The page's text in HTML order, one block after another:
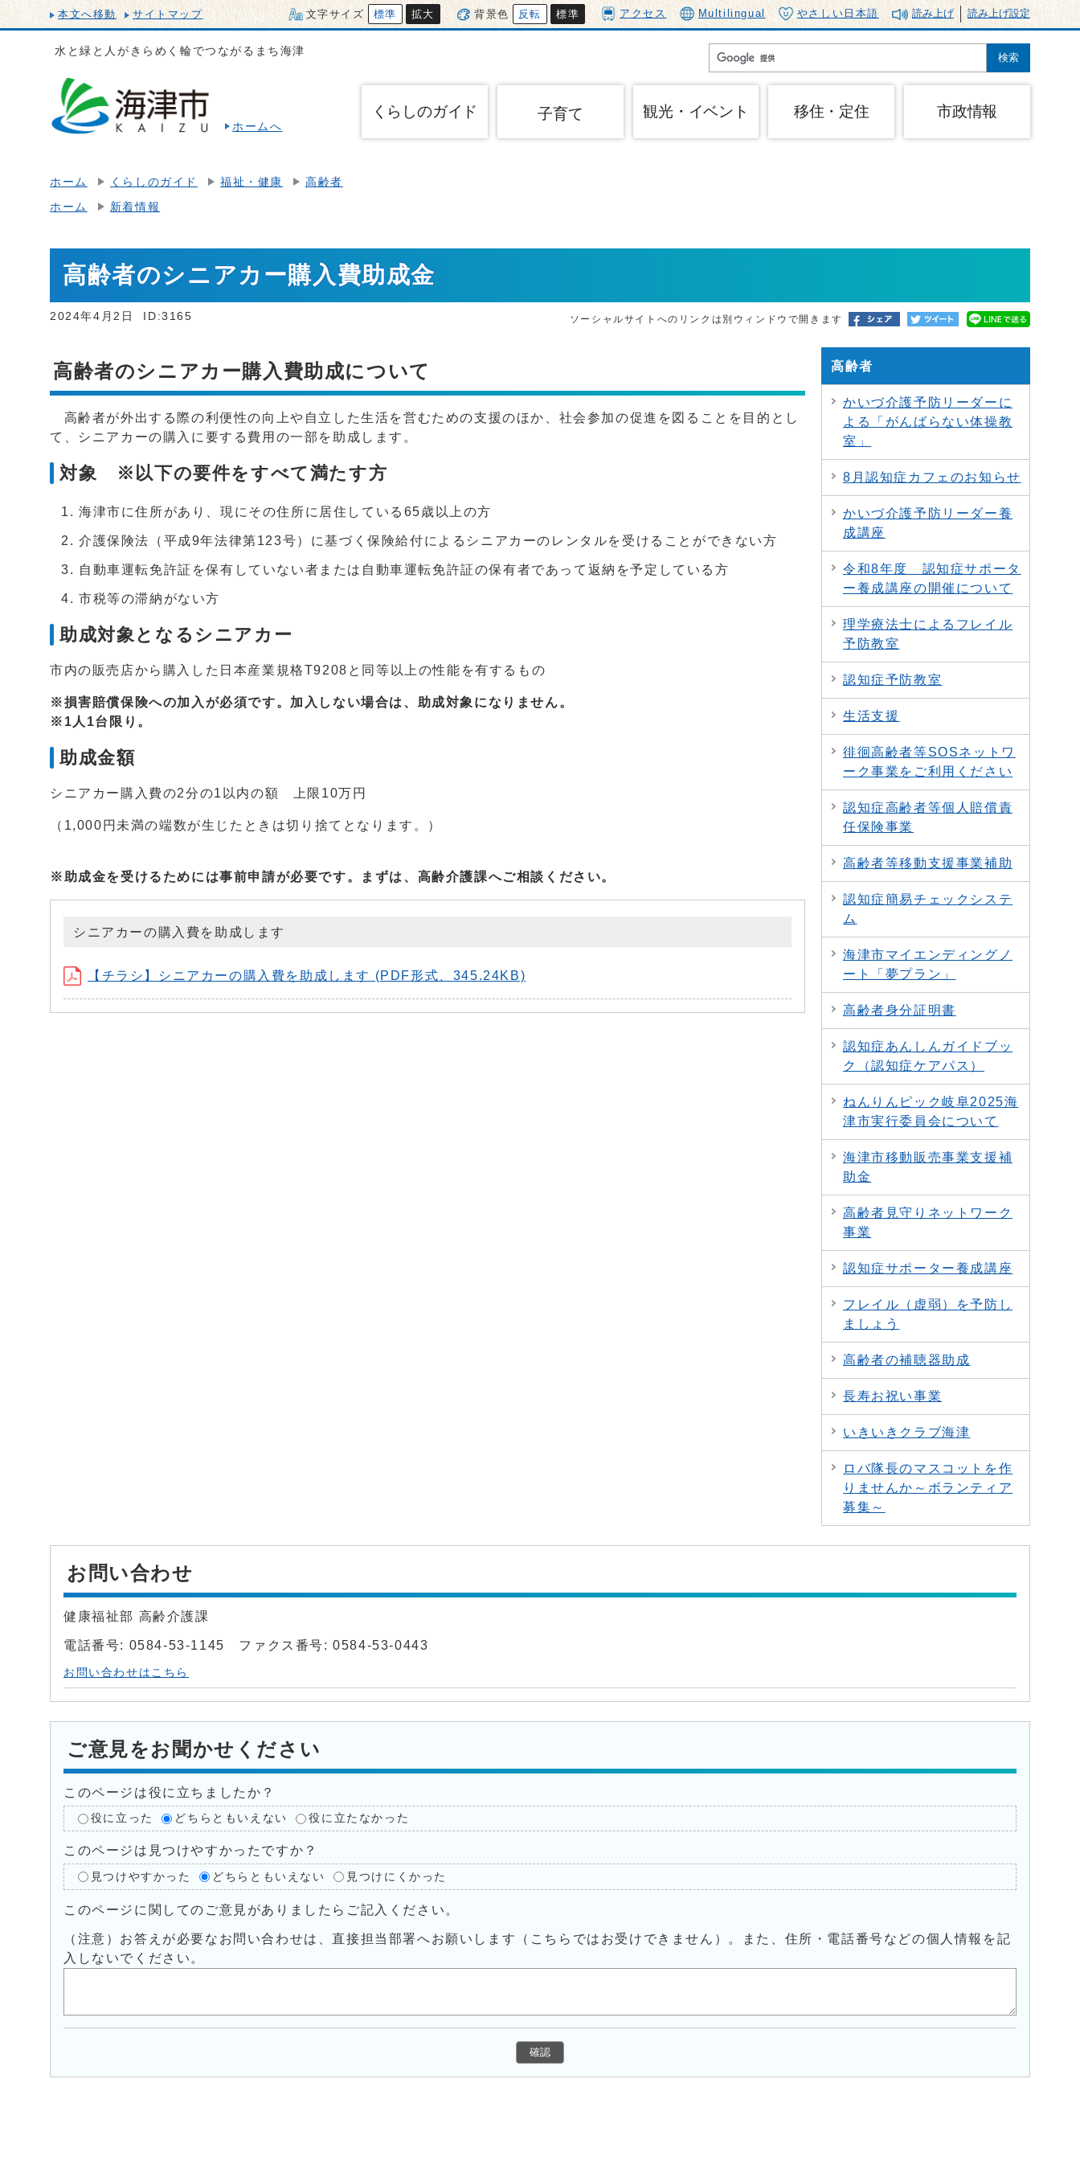
本文へ移動 サイトマップ 文字サイズ 標準 拡大 背景色 反転 標準 アクセス Multilingual やさしい日本語 読み上げ 読み上げ設定
水と緑と人がきらめく輪でつながるまち海津
ホームへ
くらしのガイド 子育て 観光・イベント 移住・定住 市政情報
ホーム くらしのガイド 福祉・健康 高齢者
ホーム 新着情報
高齢者のシニアカー購入費助成金
2024年4月2日 ID:3165 ソーシャルサイトへのリンクは別ウィンドウで開きます
高齢者のシニアカー購入費助成について
高齢者が外出する際の利便性の向上や自立した生活を営むための支援のほか、社会参加の促進を図ることを目的とし
て、シニアカーの購入に要する費用の一部を助成します。
対象 ※以下の要件をすべて満たす方
海津市に住所があり、現にその住所に居住している65歳以上の方
介護保険法（平成9年法律第123号）に基づく保険給付によるシニアカーのレンタルを受けることができない方
自動車運転免許証を保有していない者または自動車運転免許証の保有者であって返納を予定している方
市税等の滞納がない方
助成対象となるシニアカー
市内の販売店から購入した日本産業規格T9208と同等以上の性能を有するもの
※損害賠償保険への加入が必須です。加入しない場合は、助成対象になりません。
※1人1台限り。
助成金額
シニアカー購入費の2分の1以内の額 上限10万円
（1,000円未満の端数が生じたときは切り捨てとなります。）
※助成金を受けるためには事前申請が必要です。まずは、高齢介護課へご相談ください。
シニアカーの購入費を助成します
【チラシ】シニアカーの購入費を助成します (PDF形式、345.24KB)
高齢者
かいづ介護予防リーダーに
よる「がんばらない体操教
室」
8月認知症カフェのお知らせ
かいづ介護予防リーダー養
成講座
令和8年度 認知症サポータ
ー養成講座の開催について
理学療法士によるフレイル
予防教室
認知症予防教室
生活支援
徘徊高齢者等SOSネットワ
ーク事業をご利用ください
認知症高齢者等個人賠償責
任保険事業
高齢者等移動支援事業補助
認知症簡易チェックシステ
ム
海津市マイエンディングノ
ート「夢プラン」
高齢者身分証明書
認知症あんしんガイドブッ
ク（認知症ケアパス）
ねんりんピック岐阜2025海
津市実行委員会について
海津市移動販売事業支援補
助金
高齢者見守りネットワーク
事業
認知症サポーター養成講座
フレイル（虚弱）を予防し
ましょう
高齢者の補聴器助成
長寿お祝い事業
いきいきクラブ海津
ロバ隊長のマスコットを作
りませんか～ボランティア
募集～
お問い合わせ
健康福祉部 高齢介護課
電話番号: 0584-53-1145 ファクス番号: 0584-53-0443
お問い合わせはこちら
ご意見をお聞かせください
このページは役に立ちましたか？
役に立った どちらともいえない 役に立たなかった
このページは見つけやすかったですか？
見つけやすかった どちらともいえない 見つけにくかった
このページに関してのご意見がありましたらご記入ください。
（注意）お答えが必要なお問い合わせは、直接担当部署へお願いします（こちらではお受けできません）。また、住所・電話番号などの個人情報を記
入しないでください。